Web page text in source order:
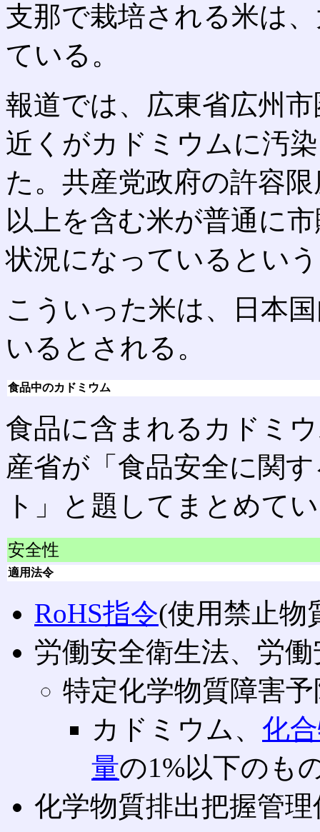
支那で栽培される米は
ている。
報道では、広東省広州
近くがカドミウムに汚
た。共産党政府の許容
以上を含む米が普通に
状況になっているとい
こういった米は、日本
いるとされる。
食品中のカドミウム
食品に含まれるカドミ
産省が「食品安全に関
ト」と題してまとめて
安全性
適用法令
RoHS指令(使用禁止物
労働安全衛生法、労
特定化学物質障害
カドミウム、 化
量の1%以下のも
化学物質排出把握管理